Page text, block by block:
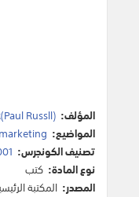
المؤلف: Russll)
المواضيع:
تصنيف الكونجرس:
نوع المادة: كتب
المصدر: المكتبة